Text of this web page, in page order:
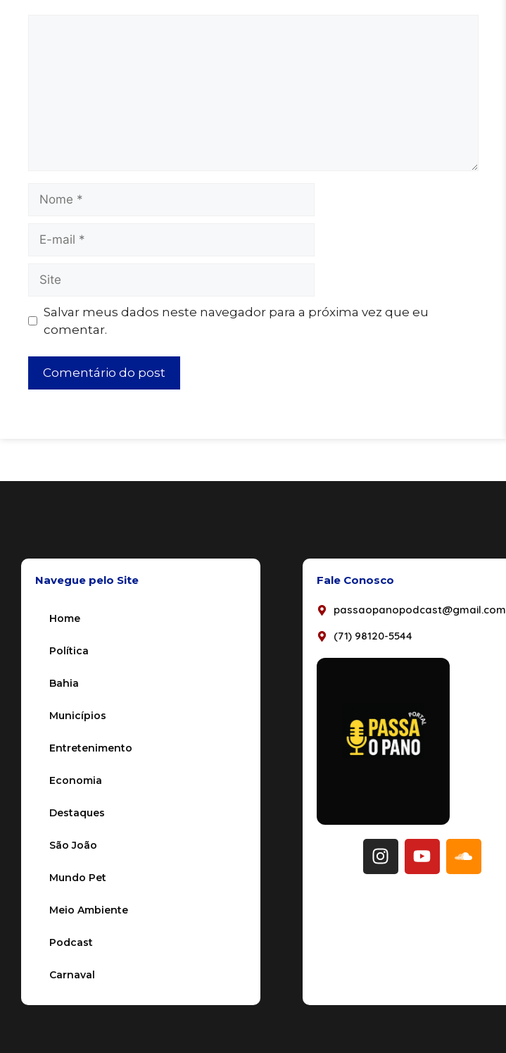
Salvar meus dados neste navegador para a próxima vez que eu
comentar.
Navegue pelo Site
Home
Política
Bahia
Municípios
Entretenimento
Economia
Destaques
São João
Mundo Pet
Meio Ambiente
Podcast
Carnaval
Fale Conosco
passaopanopodcast@gmail.com
(71) 98120-5544